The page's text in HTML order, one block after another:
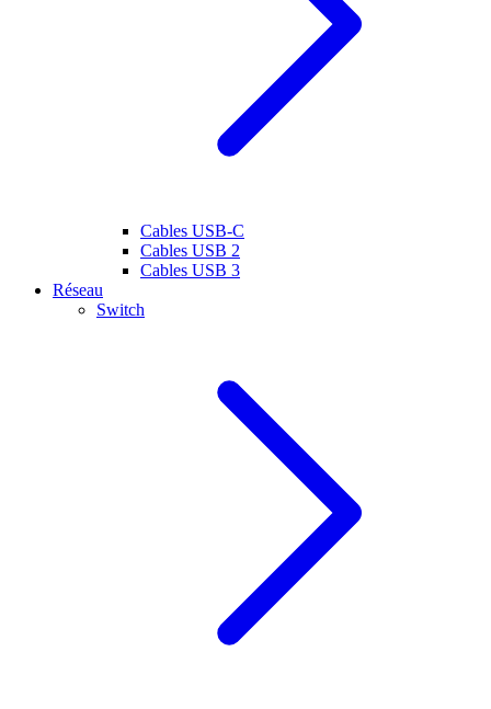
Cables USB-C
Cables USB 2
Cables USB 3
Réseau
Switch